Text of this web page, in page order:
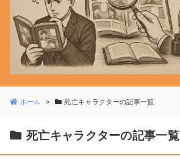
ホーム 死亡キャラクターの記事一覧
死亡キャラクターの記事一覧